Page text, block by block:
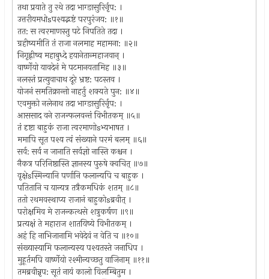
तथा प्रयाते तु रथे तदा भाग्ङासुरिर्नृप: ।
उत्तरीयमधोsपश्यद्भष्टं परपुरंजय: ॥१॥
तत: स त्वरमाणस्तु पटे निपतिते तदा ।
ग्रहीष्यमीति तं राजा नलमाह महामना: ॥२॥
निगृह्नीष्व महाबुध्दे हयानेतान्महाजवान् ।
वार्ष्णेयो यावदेनं मे पटमानयतामिह ॥३॥
नलस्तं प्रत्युवाचाथ दूरे भ्रष्ट: पटस्तव ।
योजनं समतिक्रान्तो नाहर्तु शक्यते पुन: ॥४॥
एवमुक्तो नलेनाथ तदा भाग्ङासुरिर्नृप: ।
आससाद वने राजन्फलवन्तं विभीतकम् ॥५॥
तं दृष्टा बाहुकं राजा त्वरमाणोsभ्यभाषत ।
ममापि सूत पश्य त्वं संख्याने परमं बलम् ॥६॥
सर्व: सर्व न जानाति सर्वज्ञो नास्ति कश्चन ।
नैकत्र परिनिष्ठास्ति ज्ञानस्य पुरुषे क्वचित् ॥७॥
वृक्षेsस्मिन्यानि पर्णानि फलान्यपि च बाहुक ।
पतितानि च यान्यत्र तत्रैकमधिकं शतम् ॥८॥
ततो रथमवस्थाप्य राजानं बाहुकोsब्रवीत् ।
परोक्षमिव मे राजन्कत्थसे शत्रुकर्षण ॥९॥
प्रत्यक्षं ते महाराज शातयिष्ये विभीतकम् ।
अहं हि नाभिजानामि भवेदेवं न वेति च ॥१०॥
संख्यास्यामि फलान्यस्य पश्यतस्ते जनाधिप ।
मुहूर्तमपि वार्ष्णेयो रश्मीन्यच्छतु वाजिनाम् ॥११॥
तमब्रवीन्नृप: सूतं नायं कालो विलम्बितुम ।